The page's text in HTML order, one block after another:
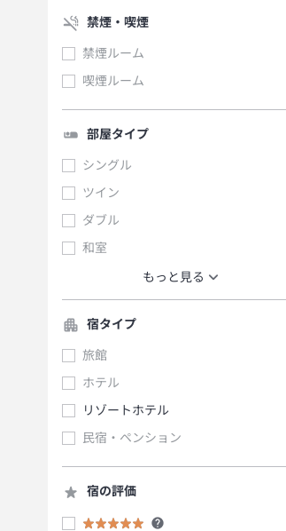
禁煙・喫煙
禁煙ルーム
喫煙ルーム
部屋タイプ
シングル
ツイン
ダブル
和室
もっと見る
宿タイプ
旅館
ホテル
リゾートホテル
民宿・ペンション
宿の評価